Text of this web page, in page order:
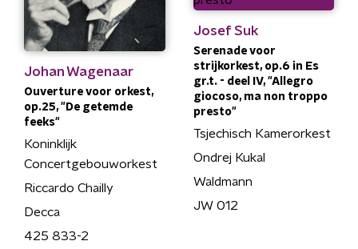
Johan Wagenaar
Ouverture voor orkest,
op.25, "De getemde
feeks"
Koninklijk
Concertgebouworkest
Riccardo Chailly
Decca
425 833-2
Josef Suk
Serenade voor
strijkorkest, op.6 in Es
gr.t. - deel IV, "Allegro
giocoso, ma non troppo
presto"
Tsjechisch Kamerorkest
Ondrej Kukal
Waldmann
JW 012